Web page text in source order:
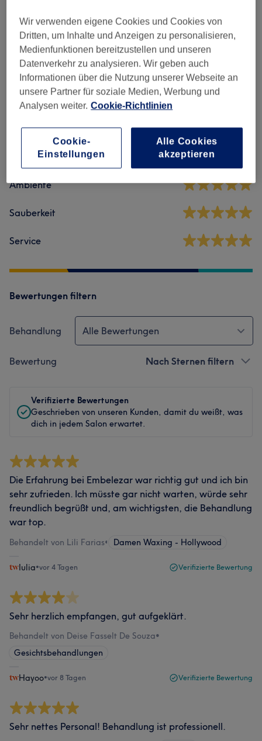
Damen Waxing ( 13) ab 15 €
Herren Waxing (16) ab 15 €
Salonbewertungen
4,9 10 Bewertungen
Ambiente
Sauberkeit
Service
Bewertungen filtern
Behandlung Alle Bewertungen
Bewertung Nach Sternen filtern
Verifizierte Bewertungen
Geschrieben von unseren Kunden, damit du weißt, was
dich in jedem Salon erwartet.
Die Erfahrung bei Embelezar war richtig gut und ich bin
sehr zufrieden. Ich müsste gar nicht warten, würde sehr
freundlich begrüßt und, am wichtigsten, die Behandlung
war top.
Behandelt von Lili Farias• Damen Waxing - Hollywood
Iulia•vor 4 Tagen Verifizierte Bewertung
Sehr herzlich empfangen, gut aufgeklärt.
Behandelt von Deise Fasselt De Souza•
Gesichtsbehandlungen
Hayoo•vor 8 Tagen Verifizierte Bewertung
Sehr nettes Personal! Behandlung ist professionell.
Wir verwenden eigene Cookies und Cookies von
Dritten, um Inhalte und Anzeigen zu personalisieren,
Medienfunktionen bereitzustellen und unseren
Datenverkehr zu analysieren. Wir geben auch
Informationen über die Nutzung unserer Webseite an
unsere Partner für soziale Medien, Werbung und
Analysen weiter. Cookie-Richtlinien
Cookie-
Einstellungen
Alle Cookies
akzeptieren